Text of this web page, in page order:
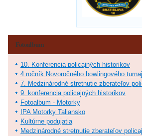
Fotoalbum
10. Konferencia policajných historikov
4.ročník Novoročného bowlingového
7. Medzinárodné stretnutie zberateľov
9. konferencia policajných historikov
Fotoalbum - Motorky
IPA Motorky Taliansko
Kultúrne podujatia
Medzinárodné stretnutie zberateľov